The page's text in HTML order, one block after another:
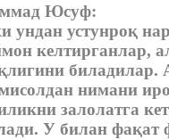
Юсуф:
ундан устунроқ
келтирганлар,
нимани
залолатга
У билан фақат